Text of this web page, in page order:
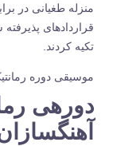
منزله طغیانی در
قراردادهای
تکیه کردند.
موسیقی دوره
دوره‏ی